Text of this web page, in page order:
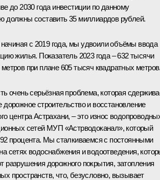
до 2030 года инвестиции по данному
должны составить 35 миллиардов рублей.
начиная с 2019 года, мы удвоили объёмы ввода
жилья. Показатель 2023 года – 632 тысячи
при плане 605 тысяч квадратных
очень серьёзная проблема, которая
дорожное строительство и восстановление
центра Астрахани, – это износ
сетей МУП «Астрводоканал», который
процента. Мы сталкиваемся с постоянными
сетях водоснабжения и водоотведения,
разрушения дорожного покрытия, затопления
пространств, что, безусловно, вызывает